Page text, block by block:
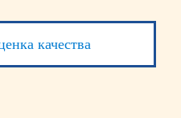
качества